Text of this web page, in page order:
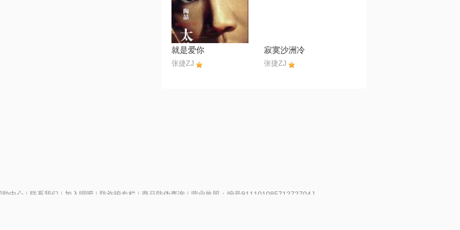
就是爱你
张捷ZJ
寂寞沙洲冷
张捷ZJ
助中心 | 联系我们 | 加入唱吧 | 防诈骗专栏 | 商品防伪查询 | 营业执照：编号91110108571272704J